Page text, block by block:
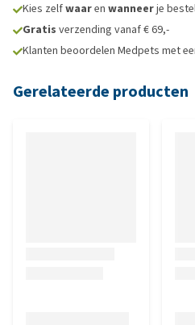
Kies zelfwaaren wanneerje
Gratis verzending vanaf € 69,-
Klanten beoordelen Medpets met
Gerelateerde producten